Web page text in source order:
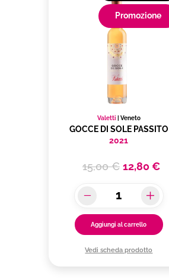
Promozione
Valetti Veneto
GOCCE DI SOLE PASSITO
2021
15,00 € 12,80 €
Aggiungi al carrello
Vedi scheda prodotto